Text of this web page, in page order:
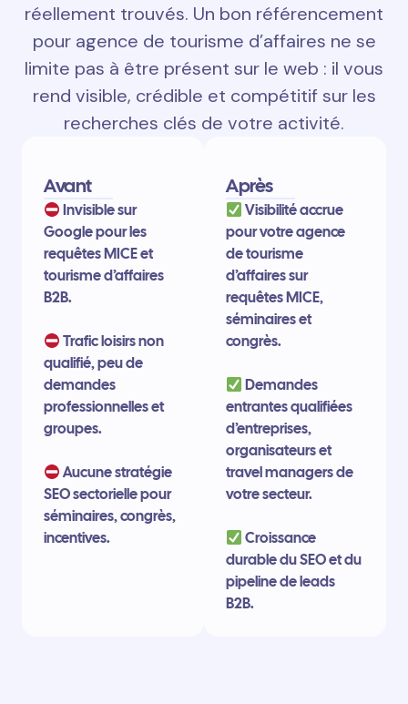
réellement trouvés. Un bon référencement
pour agence de tourisme d’affaires ne se
limite pas à être présent sur le web : il vous
rend visible, crédible et compétitif sur les
recherches clés de votre activité.
Avant
Invisible sur
Google pour les
requêtes MICE et
tourisme d’affaires
B2B.
Trafic loisirs non
qualifié, peu de
demandes
professionnelles et
groupes.
Aucune stratégie
SEO sectorielle pour
séminaires, congrès,
incentives.
Après
Visibilité accrue
pour votre agence
de tourisme
d’affaires sur
requêtes MICE,
séminaires et
congrès.
Demandes
entrantes qualifiées
d’entreprises,
organisateurs et
travel managers de
votre secteur.
Croissance
durable du SEO et du
pipeline de leads
B2B.